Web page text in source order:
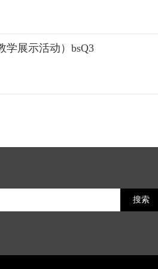
学展示活动）bsQ3
搜索